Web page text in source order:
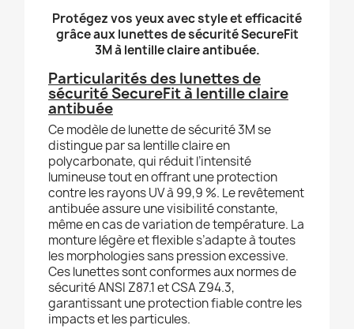
Protégez vos yeux avec style et efficacité
grâce aux lunettes de sécurité SecureFit
3M à lentille claire antibuée.
Particularités des lunettes de
sécurité SecureFit à lentille claire
antibuée
Ce modèle de lunette de sécurité 3M se
distingue par sa lentille claire en
polycarbonate, qui réduit l’intensité
lumineuse tout en offrant une protection
contre les rayons UV à 99,9 %. Le revêtement
antibuée assure une visibilité constante,
même en cas de variation de température. La
monture légère et flexible s’adapte à toutes
les morphologies sans pression excessive.
Ces lunettes sont conformes aux normes de
sécurité ANSI Z87.1 et CSA Z94.3,
garantissant une protection fiable contre les
impacts et les particules.